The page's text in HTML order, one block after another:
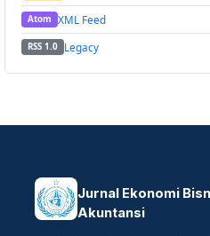
Atom XML Feed
RSS 1.0 Legacy
Jurnal Ekonomi
Akuntansi